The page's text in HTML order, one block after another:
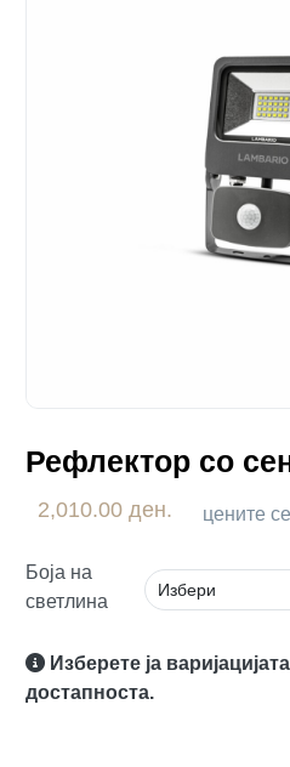
Рефлектор со
2,010.00 ден. цените
Боја на
светлина
Изберете ја
достапноста.